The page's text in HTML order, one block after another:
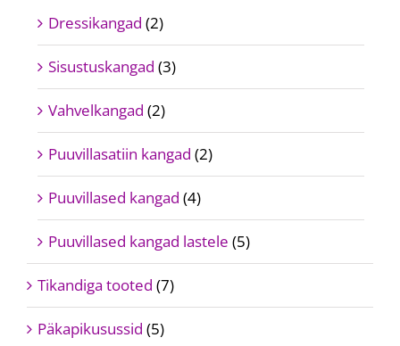
Dressikangad (2)
Sisustuskangad (3)
Vahvelkangad (2)
Puuvillasatiin kangad (2)
Puuvillased kangad (4)
Puuvillased kangad lastele (5)
Tikandiga tooted (7)
Päkapikusussid (5)